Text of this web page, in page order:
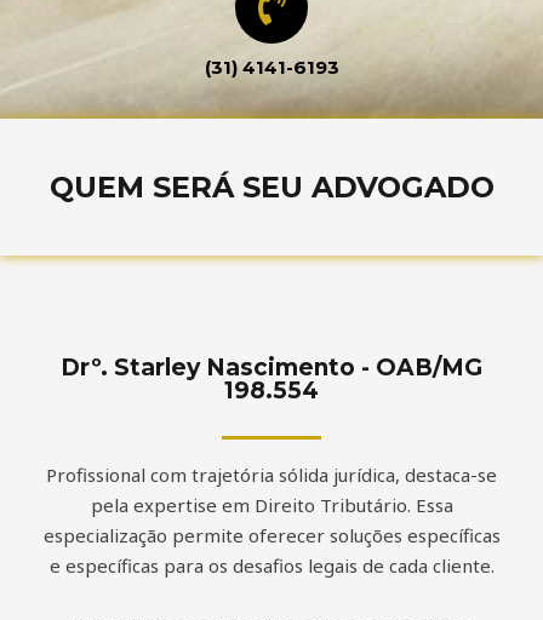
(31) 4141-6193
QUEM SERÁ SEU ADVOGADO
Drº. Starley Nascimento - OAB/MG
198.554
Profissional com trajetória sólida jurídica, destaca-se
pela expertise em Direito Tributário. Essa
especialização permite oferecer soluções específicas
e específicas para os desafios legais de cada cliente.